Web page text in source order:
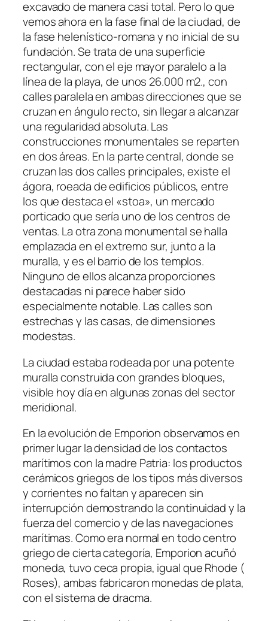
excavado de manera casi total. Pero lo que
vemos ahora en la fase final de la ciudad, de
la fase helenístico-romana y no inicial de su
fundación. Se trata de una superficie
rectangular, con el eje mayor paralelo a la
línea de la playa, de unos 26.000 m2., con
calles paralela en ambas direcciones que se
cruzan en ángulo recto, sin llegar a alcanzar
una regularidad absoluta. Las
construcciones monumentales se reparten
en dos áreas. En la parte central, donde se
cruzan las dos calles principales, existe el
ágora, roeada de edificios públicos, entre
los que destaca el «stoa», un mercado
porticado que sería uno de los centros de
ventas. La otra zona monumental se halla
emplazada en el extremo sur, junto a la
muralla, y es el barrio de los templos.
Ninguno de ellos alcanza proporciones
destacadas ni parece haber sido
especialmente notable. Las calles son
estrechas y las casas, de dimensiones
modestas.
La ciudad estaba rodeada por una potente
muralla construida con grandes bloques,
visible hoy día en algunas zonas del sector
meridional.
En la evolución de Emporion observamos en
primer lugar la densidad de los contactos
marítimos con la madre Patria: los productos
cerámicos griegos de los tipos más diversos
y corrientes no faltan y aparecen sin
interrupción demostrando la continuidad y la
fuerza del comercio y de las navegaciones
marítimas. Como era normal en todo centro
griego de cierta categoría, Emporion acuñó
moneda, tuvo ceca propia, igual que Rhode (
Roses), ambas fabricaron monedas de plata,
con el sistema de dracma.